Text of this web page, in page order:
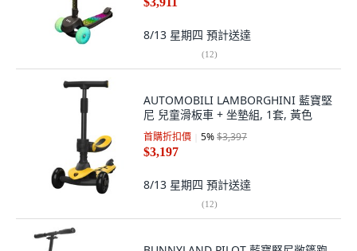
8/13 星期四 預計送達
(12)
AUTOMOBILI LAMBORGHINI 藍寶堅
尼 兒童滑板車 + 坐墊組, 1套, 黃色
首購折扣價 5%$3,397
$3,197
8/13 星期四 預計送達
(12)